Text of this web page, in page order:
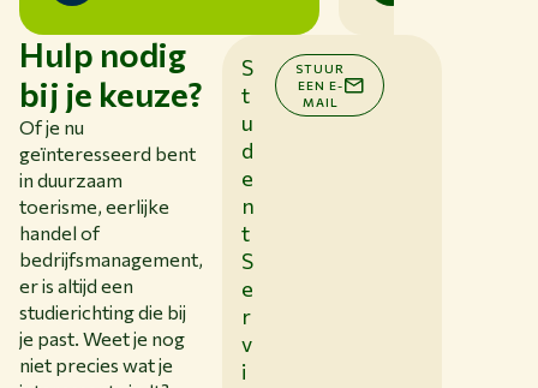
Hulp nodig
bij je keuze?
Of je nu
geïnteresseerd bent
in duurzaam
toerisme, eerlijke
handel of
bedrijfsmanagement,
er is altijd een
studierichting die bij
je past. Weet je nog
niet precies wat je
S
t
u
d
e
n
t
S
e
r
v
i
STUUR
EEN E-
MAIL